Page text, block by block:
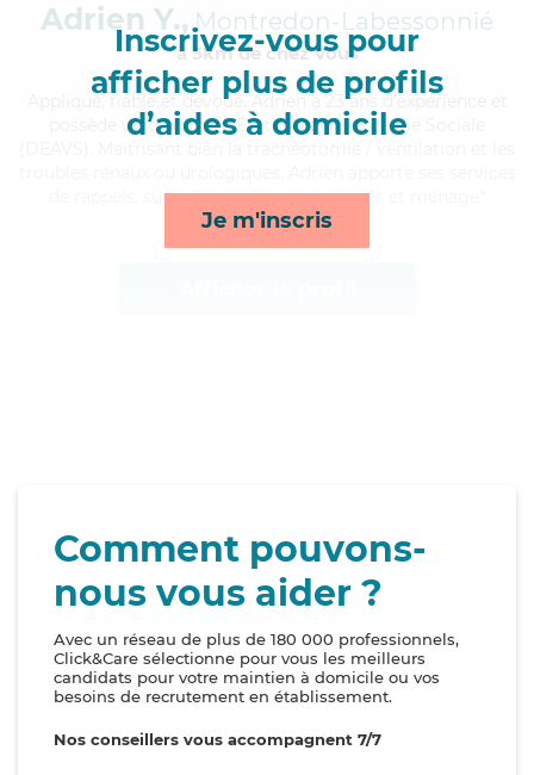
Inscrivez-vous pour
afficher plus de profils
d’aides à domicile
Je m'inscris
Adrien Y., Montredon-Labessonnié
à 5km de chez Vous
, fiable et dévoué, Adrien a 23 ans d'expérience et
possède un diplôme d'État d'Auxiliaire de Vie Sociale
de rappels, surveillance de nuit, activités et ménage*
Comment pouvons-
nous vous aider ?
Avec un réseau de plus de 180 000 professionnels,
Click&Care sélectionne pour vous les meilleurs
candidats pour votre maintien à domicile ou vos
besoins de recrutement en établissement.
Nos conseillers vous accompagnent 7/7